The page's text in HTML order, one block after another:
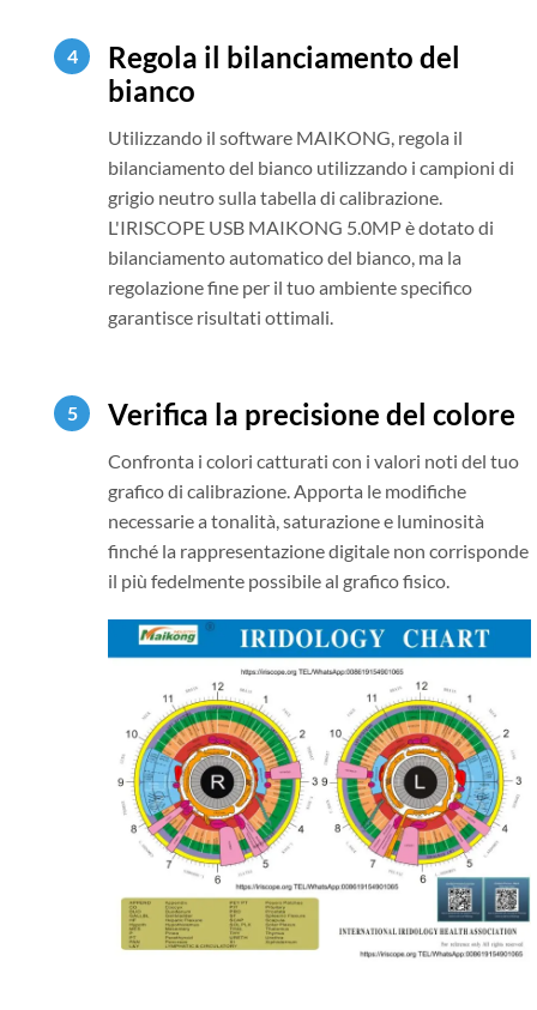
Regola il bilanciamento del
bianco
Utilizzando il software MAIKONG, regola il
bilanciamento del bianco utilizzando i campioni di
grigio neutro sulla tabella di calibrazione.
L'IRISCOPE USB MAIKONG 5.0MP è dotato di
bilanciamento automatico del bianco, ma la
regolazione fine per il tuo ambiente specifico
garantisce risultati ottimali.
Verifica la precisione del colore
Confronta i colori catturati con i valori noti del tuo
grafico di calibrazione. Apporta le modifiche
necessarie a tonalità, saturazione e luminosità
finché la rappresentazione digitale non corrisponde
il più fedelmente possibile al grafico fisico.